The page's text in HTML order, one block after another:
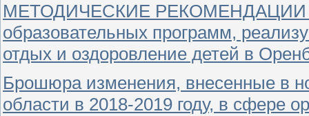
МЕТОДИЧЕСКИЕ РЕКОМЕНДАЦИИ по
образовательных программ,
отдых и оздоровление детей в
Брошюра изменения, внесенные в
области в 2018-2019 году, в сфере